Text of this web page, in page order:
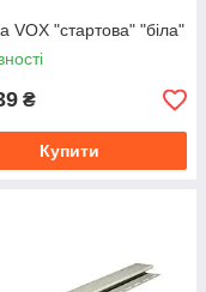
VOX "стартова" "біла"
₴
Купити